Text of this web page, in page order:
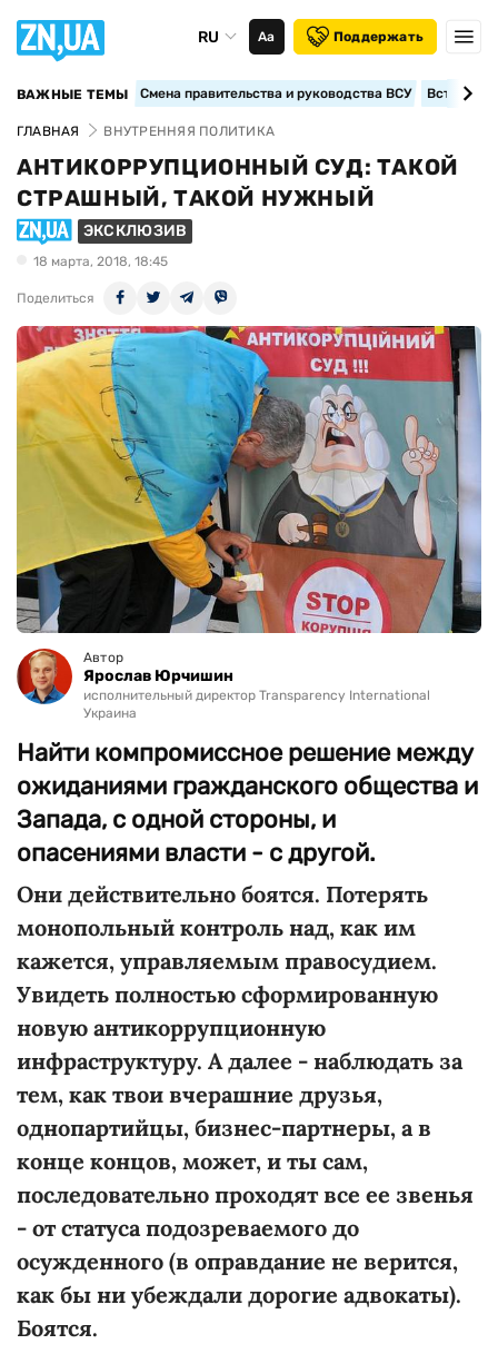
RU Аа Поддержать
ВАЖНЫЕ ТЕМЫ Смена правительства и руководства ВСУ
ГЛАВНАЯ ВНУТРЕННЯЯ ПОЛИТИКА
АНТИКОРРУПЦИОННЫЙ СУД: ТАКОЙ
СТРАШНЫЙ, ТАКОЙ НУЖНЫЙ
ЭКСКЛЮЗИВ
18 марта, 2018, 18:45
Поделиться
Автор
Ярослав Юрчишин
исполнительный директор Transparency International
Украина
Найти компромиссное решение между
ожиданиями гражданского общества и
Запада, с одной стороны, и
опасениями власти - с другой.
Они действительно боятся. Потерять
монопольный контроль над, как им
кажется, управляемым правосудием.
Увидеть полностью сформированную
новую антикоррупционную
инфраструктуру. А далее - наблюдать за
тем, как твои вчерашние друзья,
однопартийцы, бизнес-партнеры, а в
конце концов, может, и ты сам,
последовательно проходят все ее звенья
- от статуса подозреваемого до
осужденного (в оправдание не верится,
как бы ни убеждали дорогие адвокаты).
Боятся.